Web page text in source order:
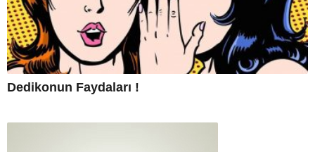
Dedikonun Faydaları !